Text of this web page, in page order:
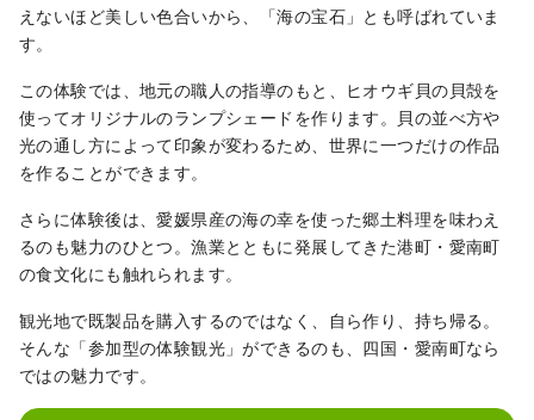
えないほど美しい色合いから、「海の宝石」とも呼ばれていま
す。
この体験では、地元の職人の指導のもと、ヒオウギ貝の貝殻を
使ってオリジナルのランプシェードを作ります。貝の並べ方や
光の通し方によって印象が変わるため、世界に一つだけの作品
を作ることができます。
さらに体験後は、愛媛県産の海の幸を使った郷土料理を味わえ
るのも魅力のひとつ。漁業とともに発展してきた港町・愛南町
の食文化にも触れられます。
観光地で既製品を購入するのではなく、自ら作り、持ち帰る。
そんな「参加型の体験観光」ができるのも、四国・愛南町なら
ではの魅力です。